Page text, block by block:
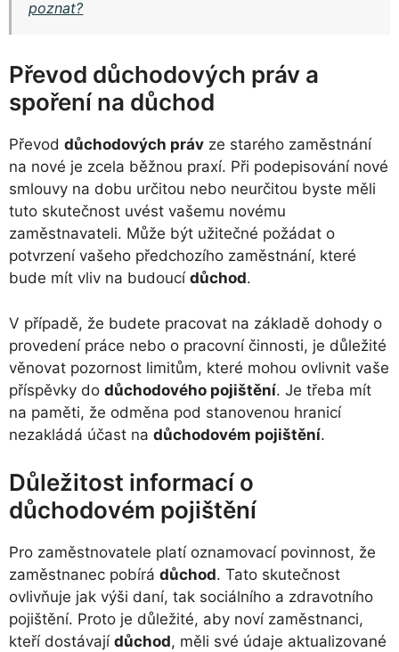
poznat?
Převod důchodových práv a
spoření na důchod
Převod důchodových práv ze starého zaměstnání
na nové je zcela běžnou praxí. Při podepisování nové
smlouvy na dobu určitou nebo neurčitou byste měli
tuto skutečnost uvést vašemu novému
zaměstnavateli. Může být užitečné požádat o
potvrzení vašeho předchozího zaměstnání, které
bude mít vliv na budoucí důchod.
V případě, že budete pracovat na základě dohody o
provedení práce nebo o pracovní činnosti, je důležité
věnovat pozornost limitům, které mohou ovlivnit vaše
příspěvky do důchodového pojištění. Je třeba mít
na paměti, že odměna pod stanovenou hranicí
nezakládá účast na důchodovém pojištění.
Důležitost informací o
důchodovém pojištění
Pro zaměstnovatele platí oznamovací povinnost, že
zaměstnanec pobírá důchod. Tato skutečnost
ovlivňuje jak výši daní, tak sociálního a zdravotního
pojištění. Proto je důležité, aby noví zaměstnanci,
kteří dostávají důchod, měli své údaje aktualizované